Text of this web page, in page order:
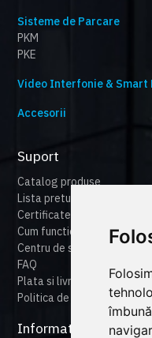
Sisteme de Parcare
PKM
PKE
Video Interfonie & Smart
Accesorii
Suport
Catalog produse
Lista preturi
Certificate
Cum functioneaza
Centru de suport
FAQ
Plata si livrare
Politica de retur
Informatii legale